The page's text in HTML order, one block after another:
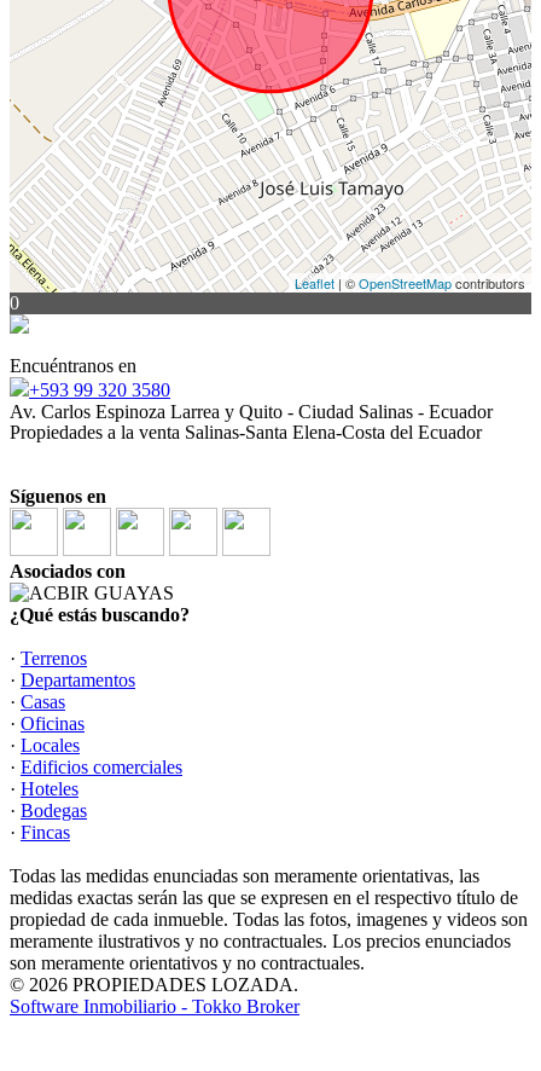
Leaflet | ©OpenStreetMapcontributors
0
Encuéntranos en
+593 99 320 3580
Av. Carlos Espinoza Larrea y Quito - Ciudad Salinas - Ecuador
Propiedades a la venta Salinas-Santa Elena-Costa del Ecuador
Síguenos en
Asociados con
¿Qué estás buscando?
· Terrenos
· Departamentos
· Casas
· Oficinas
· Locales
· Edificios comerciales
· Hoteles
· Bodegas
· Fincas
Todas las medidas enunciadas son meramente orientativas, las
medidas exactas serán las que se expresen en el respectivo título de
propiedad de cada inmueble. Todas las fotos, imagenes y videos son
meramente ilustrativos y no contractuales. Los precios enunciados
son meramente orientativos y no contractuales.
© 2026 PROPIEDADES LOZADA.
Software Inmobiliario - Tokko Broker